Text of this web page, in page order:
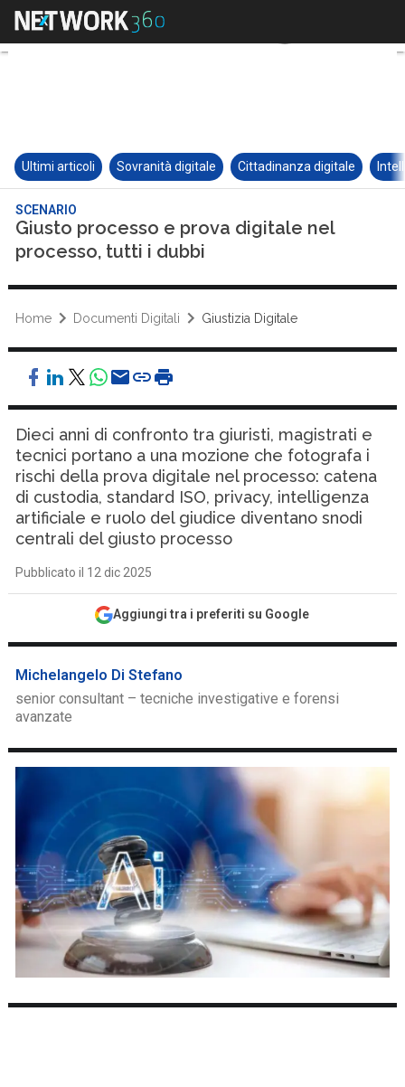
Ultimi articoli Sovranità digitale Cittadinanza digitale
SCENARIO
Giusto processo e prova digitale nel
processo, tutti i dubbi
Home Documenti Digitali Giustizia Digitale
Dieci anni di confronto tra giuristi, magistrati e
tecnici portano a una mozione che fotografa i
rischi della prova digitale nel processo: catena
di custodia, standard ISO, privacy, intelligenza
artificiale e ruolo del giudice diventano snodi
centrali del giusto processo
Pubblicato il 12 dic 2025
Aggiungi tra i preferiti su Google
Michelangelo Di Stefano
senior consultant – tecniche investigative e forensi
avanzate